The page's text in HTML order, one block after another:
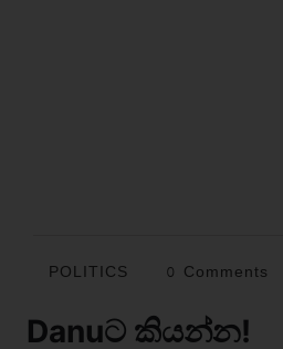
POLITICS 0 Comments